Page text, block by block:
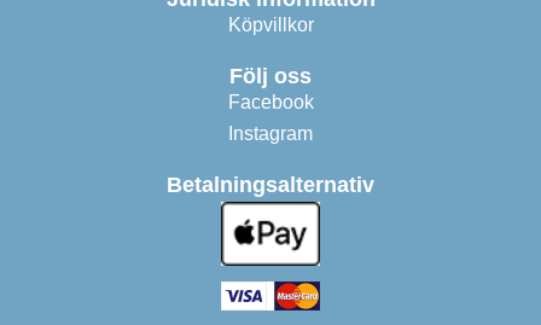
Köpvillkor
Följ oss
Facebook
Instagram
Betalningsalternativ